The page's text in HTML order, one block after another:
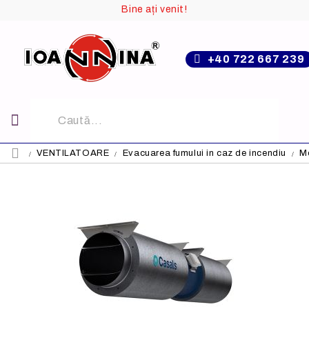
Bine ați venit!
+40 722 667 239
VENTILATOARE Evacuarea fumului in caz de incendiu